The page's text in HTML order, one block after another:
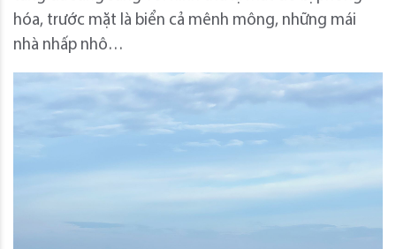
hóa, trước mặt là biển cả mênh mông, những mái
nhà nhấp nhô…